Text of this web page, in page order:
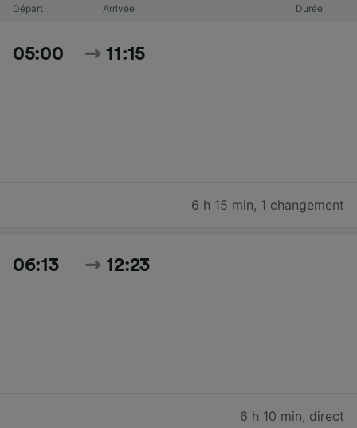
Départ Arrivée Durée
05:00 11:15
6 h 15 min, 1 changement
06:13 12:23
6 h 10 min, direct